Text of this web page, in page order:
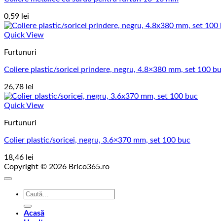
0,59 lei
Quick View
Furtunuri
Coliere plastic/soricei prindere, negru, 4.8×380 mm, set 100
26,78 lei
Quick View
Furtunuri
Colier plastic/soricei, negru, 3.6×370 mm, set 100 buc
18,46 lei
Copyright © 2026 Brico365.ro
Caută
Acasă